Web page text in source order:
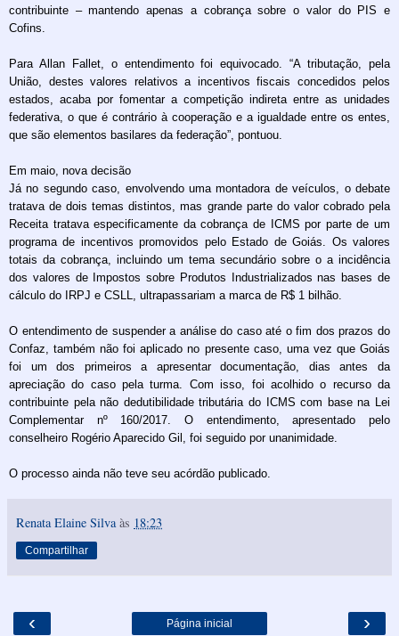
contribuinte – mantendo apenas a cobrança sobre o valor do PIS e
Cofins.
Para Allan Fallet, o entendimento foi equivocado. “A tributação, pela
União, destes valores relativos a incentivos fiscais concedidos pelos
estados, acaba por fomentar a competição indireta entre as unidades
federativa, o que é contrário à cooperação e a igualdade entre os entes,
que são elementos basilares da federação”, pontuou.
Em maio, nova decisão
Já no segundo caso, envolvendo uma montadora de veículos, o debate
tratava de dois temas distintos, mas grande parte do valor cobrado pela
Receita tratava especificamente da cobrança de ICMS por parte de um
programa de incentivos promovidos pelo Estado de Goiás. Os valores
totais da cobrança, incluindo um tema secundário sobre o a incidência
dos valores de Impostos sobre Produtos Industrializados nas bases de
cálculo do IRPJ e CSLL, ultrapassariam a marca de R$ 1 bilhão.
O entendimento de suspender a análise do caso até o fim dos prazos do
Confaz, também não foi aplicado no presente caso, uma vez que Goiás
foi um dos primeiros a apresentar documentação, dias antes da
apreciação do caso pela turma. Com isso, foi acolhido o recurso da
contribuinte pela não dedutibilidade tributária do ICMS com base na Lei
Complementar nº 160/2017. O entendimento, apresentado pelo
conselheiro Rogério Aparecido Gil, foi seguido por unanimidade.
O processo ainda não teve seu acórdão publicado.
Renata Elaine Silva às 18:23
Compartilhar
‹ ›
Página inicial